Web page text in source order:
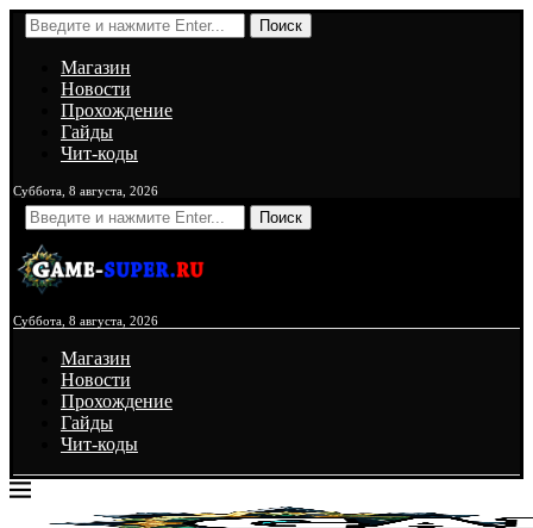
Поиск
Магазин
Новости
Прохождение
Гайды
Чит-коды
Суббота, 8 августа, 2026
Поиск
Суббота, 8 августа, 2026
Магазин
Новости
Прохождение
Гайды
Чит-коды